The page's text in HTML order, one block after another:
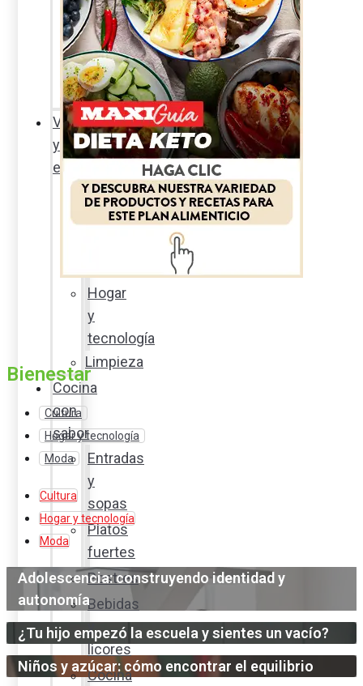
Sexualidad
responsable
En
la
percha
Vida
y
estilo
Productos
nuevos
Hogar
y
tecnología
Limpieza
Cocina
con
sabor
Entradas
y
sopas
Platos
fuertes
Postres
Bebidas
y
licores
Cocina
Bienestar
Cultura
Hogar y tecnología
Moda
Cultura
Hogar y tecnología
Moda
Adolescencia: construyendo identidad y
autonomía
¿Tu hijo empezó la escuela y sientes un vacío?
Niños y azúcar: cómo encontrar el equilibrio